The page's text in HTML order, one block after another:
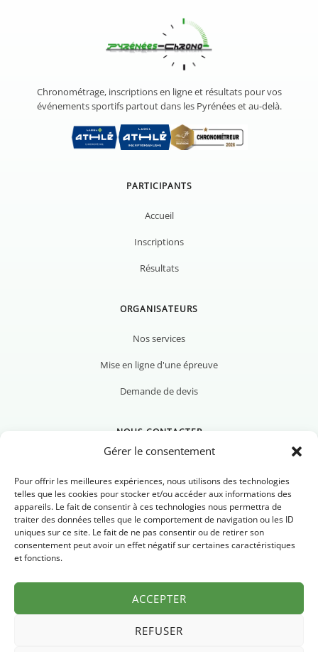
Gérer le consentement
Pour offrir les meilleures expériences, nous utilisons des technologies
telles que les cookies pour stocker et/ou accéder aux informations des
appareils. Le fait de consentir à ces technologies nous permettra de
traiter des données telles que le comportement de navigation ou les ID
uniques sur ce site. Le fait de ne pas consentir ou de retirer son
consentement peut avoir un effet négatif sur certaines caractéristiques
et fonctions.
ACCEPTER
REFUSER
Chronométrage, inscriptions en ligne et résultats pour vos
événements sportifs partout dans les Pyrénées et au-delà.
PARTICIPANTS
Accueil
Inscriptions
Résultats
ORGANISATEURS
Nos services
Mise en ligne d'une épreuve
Demande de devis
NOUS CONTACTER
Nous contacter
Newsletter